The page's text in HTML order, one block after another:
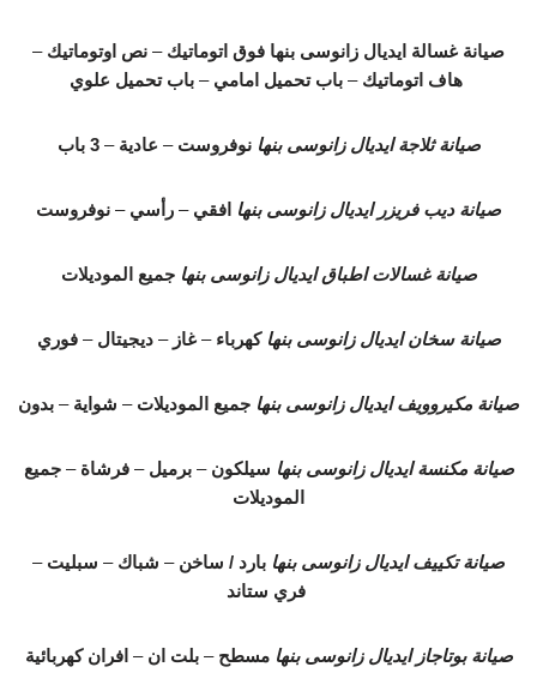
صيانة غسالة ايديال زانوسى بنها فوق اتوماتيك – نص اوتوماتيك –
هاف اتوماتيك – باب تحميل امامي – باب تحميل علوي
صيانة ثلاجة ايديال زانوسى بنها نوفروست – عادية –3 باب
صيانة ديب فريزر ايديال زانوسى بنها افقي – رأسي – نوفروست
صيانة غسالات اطباق ايديال زانوسى بنها جميع الموديلات
صيانة سخان ايديال زانوسى بنها كهرباء –غاز –ديجيتال –فوري
صيانة مكيروويف ايديال زانوسى بنها جميع الموديلات – شواية – بدون
صيانة مكنسة ايديال زانوسى بنها سيلكون –برميل –فرشاة –جميع
الموديلات
صيانة تكييف ايديال زانوسى بنها بارد / ساخن – شباك – سبليت –
فري ستاند
صيانة بوتاجاز ايديال زانوسى بنها مسطح –بلت ان – افران كهربائية